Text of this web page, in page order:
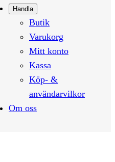
Handla
Butik
Varukorg
Mitt konto
Kassa
Köp- &
användarvilkor
Om oss